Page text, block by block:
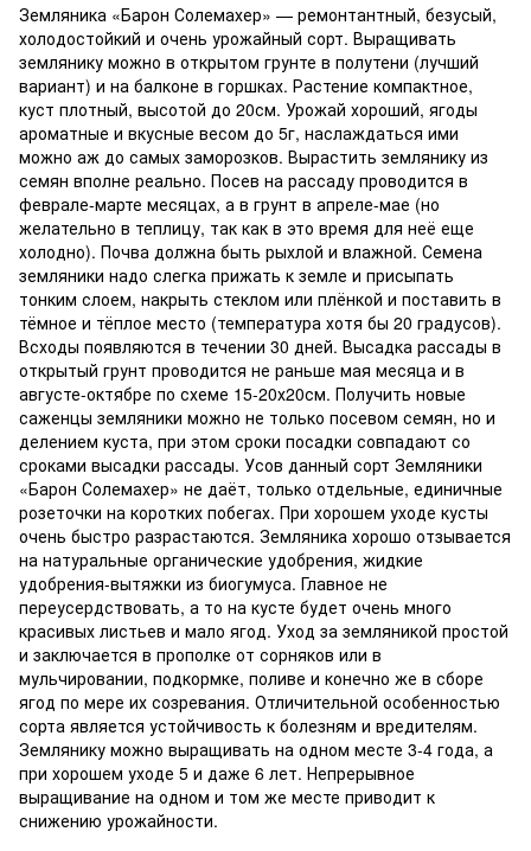
Земляника «Барон Солемахер» — ремонтантный, безусый,
холодостойкий и очень урожайный сорт. Выращивать
землянику можно в открытом грунте в полутени (лучший
вариант) и на балконе в горшках. Растение компактное,
куст плотный, высотой до 20см. Урожай хороший, ягоды
ароматные и вкусные весом до 5г, наслаждаться ими
можно аж до самых заморозков. Вырастить землянику из
семян вполне реально. Посев на рассаду проводится в
феврале-марте месяцах, а в грунт в апреле-мае (но
желательно в теплицу, так как в это время для неё еще
холодно). Почва должна быть рыхлой и влажной. Семена
земляники надо слегка прижать к земле и присыпать
тонким слоем, накрыть стеклом или плёнкой и поставить в
тёмное и тёплое место (температура хотя бы 20 градусов).
Всходы появляются в течении 30 дней. Высадка рассады в
открытый грунт проводится не раньше мая месяца и в
августе-октябре по схеме 15-20х20см. Получить новые
саженцы земляники можно не только посевом семян, но и
делением куста, при этом сроки посадки совпадают со
сроками высадки рассады. Усов данный сорт Земляники
«Барон Солемахер» не даёт, только отдельные, единичные
розеточки на коротких побегах. При хорошем уходе кусты
очень быстро разрастаются. Земляника хорошо отзывается
на натуральные органические удобрения, жидкие
удобрения-вытяжки из биогумуса. Главное не
переусердствовать, а то на кусте будет очень много
красивых листьев и мало ягод. Уход за земляникой простой
и заключается в прополке от сорняков или в
мульчировании, подкормке, поливе и конечно же в сборе
ягод по мере их созревания. Отличительной особенностью
сорта является устойчивость к болезням и вредителям.
Землянику можно выращивать на одном месте 3-4 года, а
при хорошем уходе 5 и даже 6 лет. Непрерывное
выращивание на одном и том же месте приводит к
снижению урожайности.